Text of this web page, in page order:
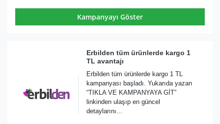
Kampanyayı Göster
Erbilden tüm ürünlerde kargo 1
TL avantajı
Erbilden tüm ürünlerde kargo 1 TL
kampanyası başladı. Yukarıda yazan
“TIKLA VE KAMPANYAYA GİT”
linkinden ulaşıp en güncel
detaylarını...